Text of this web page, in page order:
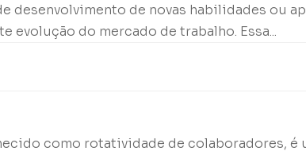
desenvolvimento de novas habilidades ou
evolução do mercado de trabalho. Essa...
como rotatividade de colaboradores, é